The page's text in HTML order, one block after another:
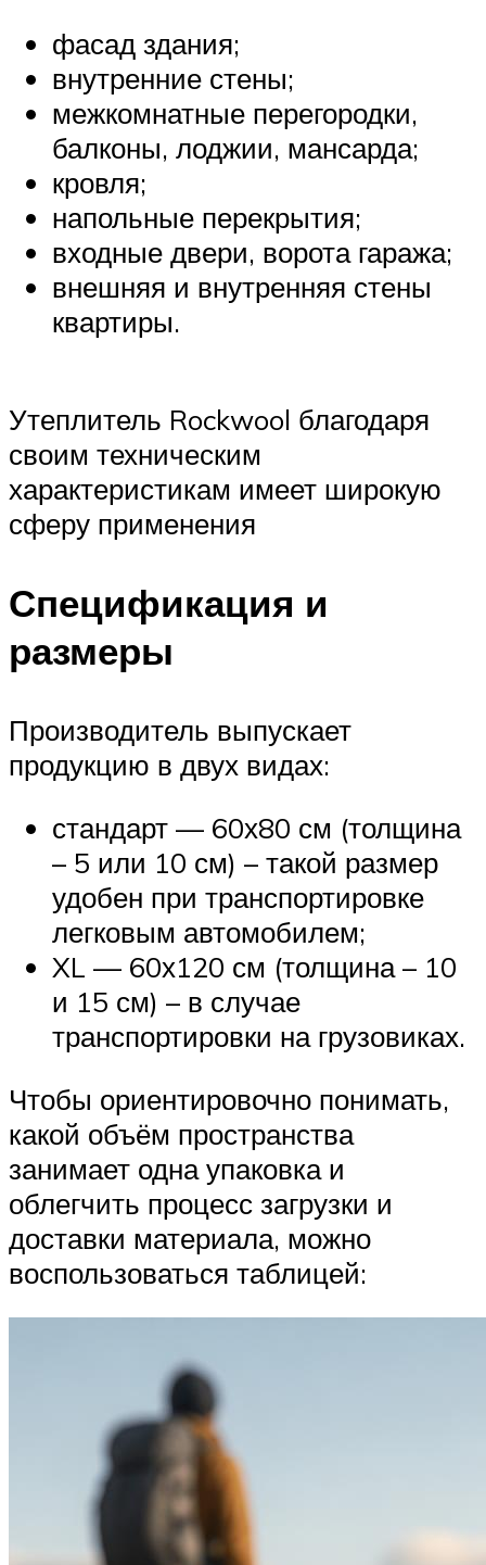
фасад здания;
внутренние стены;
межкомнатные перегородки,
балконы, лоджии, мансарда;
кровля;
напольные перекрытия;
входные двери, ворота гаража;
внешняя и внутренняя стены
квартиры.
Утеплитель Rockwool благодаря
своим техническим
характеристикам имеет широкую
сферу применения
Спецификация и
размеры
Производитель выпускает
продукцию в двух видах:
стандарт — 60х80 см (толщина
– 5 или 10 см) – такой размер
удобен при транспортировке
легковым автомобилем;
XL — 60х120 см (толщина – 10
и 15 см) – в случае
транспортировки на грузовиках.
Чтобы ориентировочно понимать,
какой объём пространства
занимает одна упаковка и
облегчить процесс загрузки и
доставки материала, можно
воспользоваться таблицей: